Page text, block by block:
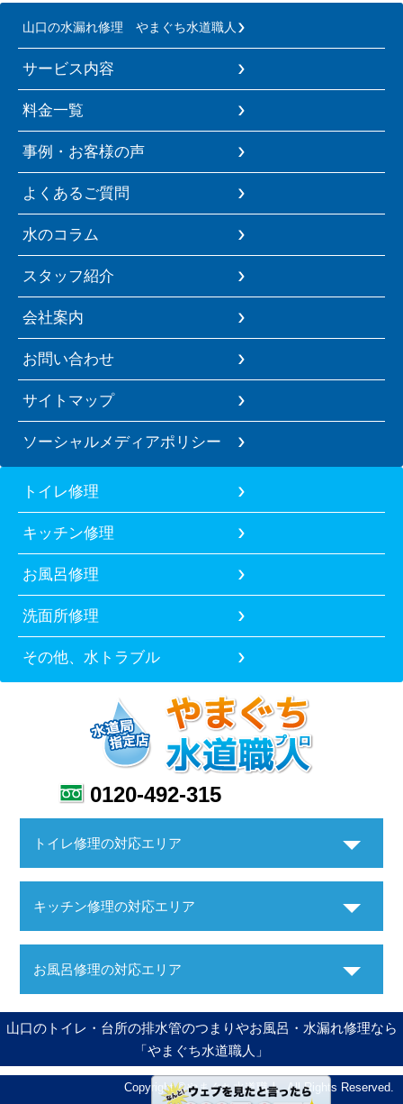
山口の水漏れ修理 やまぐち水道職人
サービス内容
料金一覧
事例・お客様の声
よくあるご質問
水のコラム
スタッフ紹介
会社案内
お問い合わせ
サイトマップ
ソーシャルメディアポリシー
トイレ修理
キッチン修理
お風呂修理
洗面所修理
その他、水トラブル
0120-492-315
トイレ修理の対応エリア
キッチン修理の対応エリア
お風呂修理の対応エリア
山口のトイレ・台所の排水管のつまりやお風呂・水漏れ修理なら
「やまぐち水道職人」
Copyright ©やまぐち水道職人. All Rights Reserved.